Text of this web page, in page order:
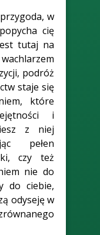
w
cię
tutaj na
podróż
staje się
które
i
z niej
pełen
czy też
nie do
do ciebie,
odyseję w